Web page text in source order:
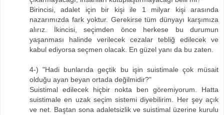
Birincisi, adalet için bir kişi ile 1 milyar kişi arasında
nazarımızda fark yoktur. Gerekirse tüm dünyayı karşımıza
alırız. İkincisi, seçimden önce herkese bu durumun
yaşanması halinde verilecek cezalar tebliğ edilecek ve
kabul ediyorsa seçmen olacak. En güzel yanı da bu zaten.
4-) "Hadi bunlarıda geçtik bu işin suistimale çok müsait
olduğu ayan beyan ortada değilmidir?"
Suistimal edilecek hiçbir nokta ben göremiyorum. Hatta
suistimale en uzak seçim sistemi diyebilirim. Her şey açık
ve net. Baştan sona adaletsizlik ve suistimal üzerine kurulu